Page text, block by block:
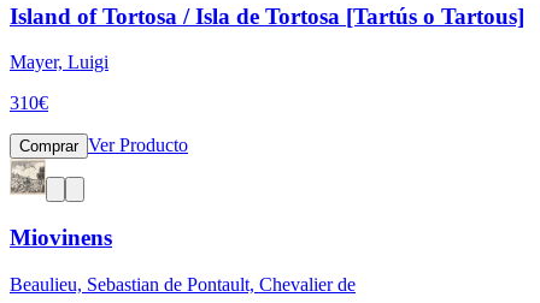
Island of Tortosa / Isla de Tortosa [Tartús o Tartous]
Mayer, Luigi
310€
Comprar Ver Producto
Miovinens
Beaulieu, Sebastian de Pontault, Chevalier de